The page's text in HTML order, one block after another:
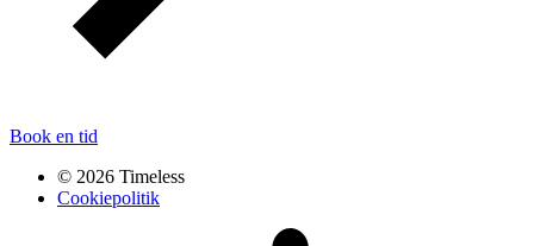
Book en tid
© 2026 Timeless
Cookiepolitik